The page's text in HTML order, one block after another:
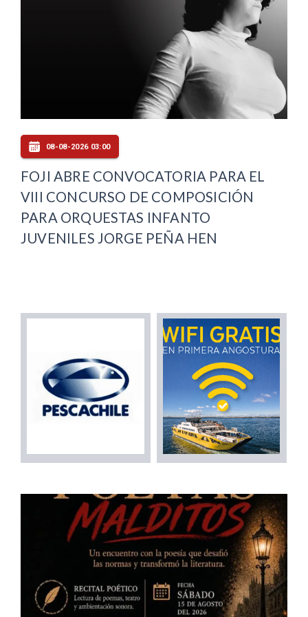
08-08-2026 03:00
FOJI ABRE CONVOCATORIA PARA EL
VIII CONCURSO DE COMPOSICIÓN
PARA ORQUESTAS INFANTO
JUVENILES JORGE PEÑA HEN